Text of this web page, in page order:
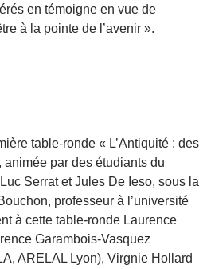
en témoigne en vue de
à la pointe de l’avenir ».
table-ronde « L’Antiquité : des
par des étudiants du
Serrat et Jules De Ieso, sous la
professeur à l’université
à cette table-ronde Laurence
Garambois-Vasquez
ARELAL Lyon), Virgnie Hollard